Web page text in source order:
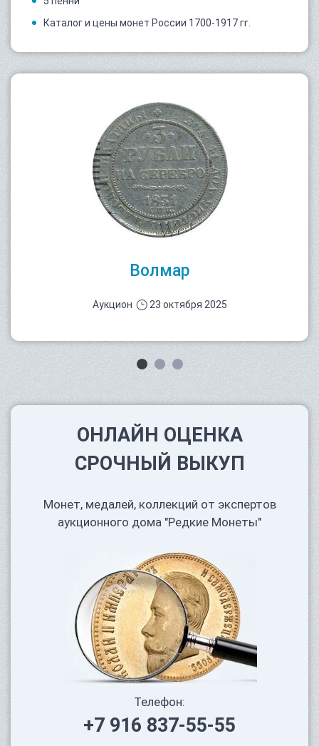
Каталог и цены монет России 1700-1917 гг.
Волмар
Аукцион 23 октября 2025
ОНЛАЙН ОЦЕНКА
СРОЧНЫЙ ВЫКУП
Монет, медалей, коллекций от экспертов
аукционного дома "Редкие Монеты"
Телефон:
+7 916 837-55-55